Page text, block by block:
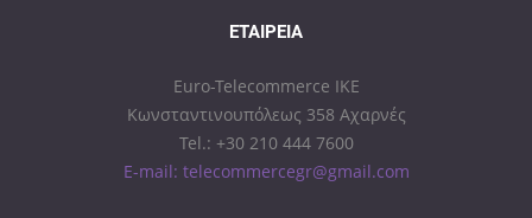
ΕΤΑΙΡΕΊΑ
Euro-Telecommerce IKE
Κωνσταντινουπόλεως 358 Αχαρνές
Tel.: +30 210 444 7600
E-mail: telecommercegr@gmail.com